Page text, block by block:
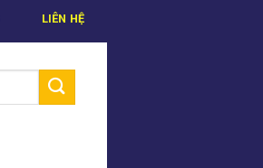
LIÊN HỆ